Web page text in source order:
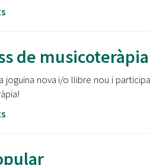
de musicoteràpia
joguina nova i/o llibre nou i